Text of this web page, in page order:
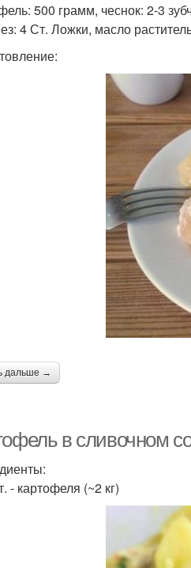
с курицей
500 грамм, чеснок: 2-3
4 Ст. Ложки, масло
дальше →
в сливочном
- картофеля (~2 кг)